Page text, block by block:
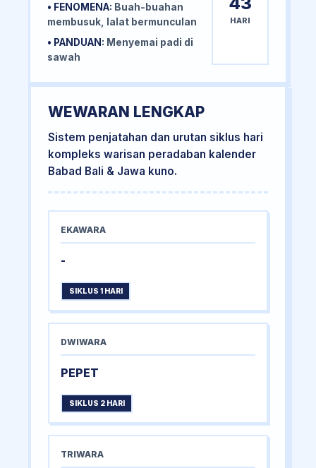
• FENOMENA: Buah-buahan
membusuk, lalat bermunculan
• PANDUAN: Menyemai padi di
sawah
HARI
WEWARAN LENGKAP
Sistem penjatahan dan urutan siklus hari
kompleks warisan peradaban kalender
Babad Bali & Jawa kuno.
EKAWARA
-
SIKLUS 1 HARI
DWIWARA
PEPET
SIKLUS 2 HARI
TRIWARA